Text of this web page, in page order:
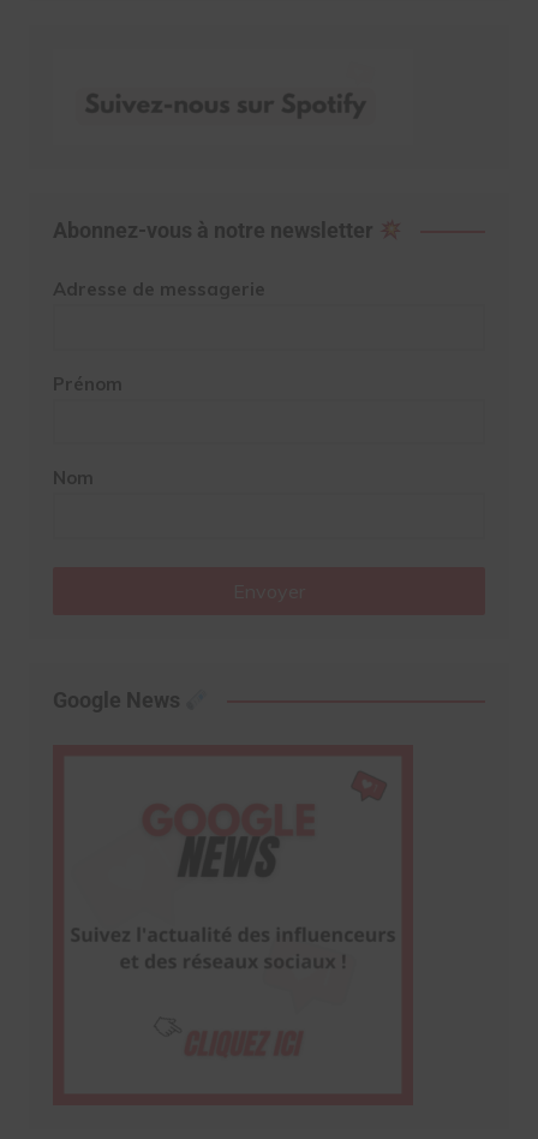
Abonnez-vous à notre newsletter
Adresse de messagerie
Prénom
Nom
Google News